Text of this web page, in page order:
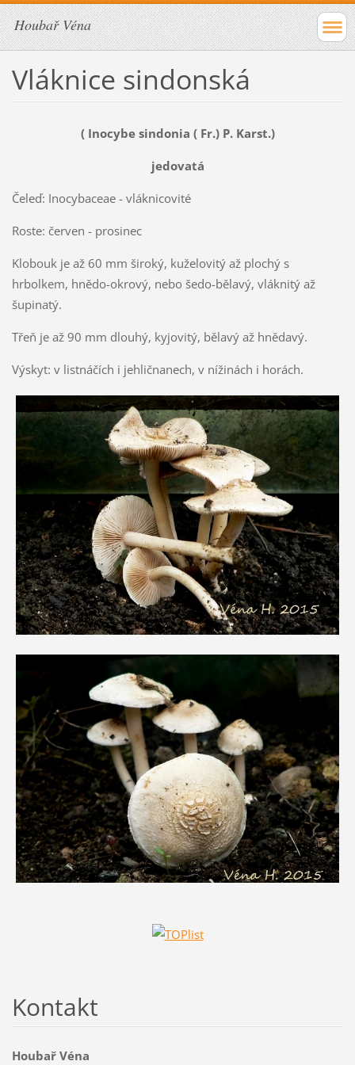
Houbař Véna
Vláknice sindonská
( Inocybe sindonia ( Fr.) P. Karst.)
jedovatá
Čeleď: Inocybaceae - vláknicovité
Roste: červen - prosinec
Klobouk je až 60 mm široký, kuželovitý až plochý s
hrbolkem, hnědo-okrový, nebo šedo-bělavý, vláknitý až
šupinatý.
Třeň je až 90 mm dlouhý, kyjovitý, bělavý až hnědavý.
Výskyt: v listnáčích i jehličnanech, v nížinách i horách.
Kontakt
Houbař Véna